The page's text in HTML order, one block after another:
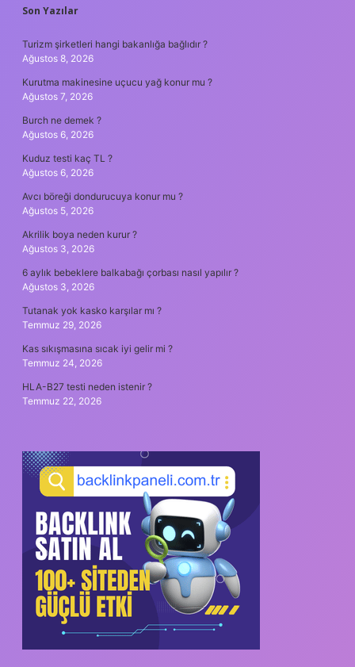
SIDEBAR
Son Yazılar
Turizm şirketleri hangi bakanlığa bağlıdır ?
Ağustos 8, 2026
Kurutma makinesine uçucu yağ konur mu ?
Ağustos 7, 2026
Burch ne demek ?
Ağustos 6, 2026
Kuduz testi kaç TL ?
Ağustos 6, 2026
Avcı böreği dondurucuya konur mu ?
Ağustos 5, 2026
Akrilik boya neden kurur ?
Ağustos 3, 2026
6 aylık bebeklere balkabağı çorbası nasıl yapılır ?
Ağustos 3, 2026
Tutanak yok kasko karşılar mı ?
Temmuz 29, 2026
Kas sıkışmasına sıcak iyi gelir mi ?
Temmuz 24, 2026
HLA-B27 testi neden istenir ?
Temmuz 22, 2026